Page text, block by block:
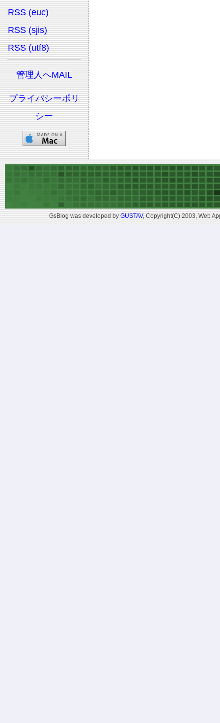
RSS (euc)
RSS (sjis)
RSS (utf8)
管理人へMAIL
プライバシーポリ
シー
GsBlog was developed byGUSTAV, Copyright(C) 2003, Web